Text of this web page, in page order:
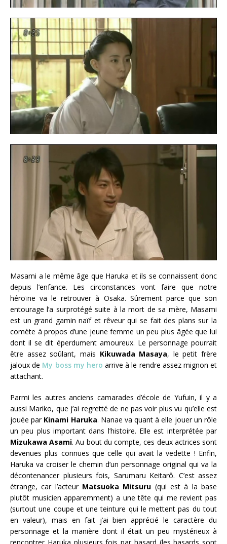
Masami a le même âge que Haruka et ils se connaissent donc
depuis l’enfance. Les circonstances vont faire que notre
héroïne va le retrouver à Osaka. Sûrement parce que son
entourage l’a surprotégé suite à la mort de sa mère, Masami
est un grand gamin naïf et rêveur qui se fait des plans sur la
comète à propos d’une jeune femme un peu plus âgée que lui
dont il se dit éperdument amoureux. Le personnage pourrait
être assez soûlant, mais Kikuwada Masaya, le petit frère
jaloux de My boss my hero arrive à le rendre assez mignon et
attachant.
Parmi les autres anciens camarades d’école de Yufuin, il y a
aussi Mariko, que j’ai regretté de ne pas voir plus vu qu’elle est
jouée par Kinami Haruka. Nanae va quant à elle jouer un rôle
un peu plus important dans l’histoire. Elle est interprétée par
Mizukawa Asami. Au bout du compte, ces deux actrices sont
devenues plus connues que celle qui avait la vedette ! Enfin,
Haruka va croiser le chemin d’un personnage original qui va la
décontenancer plusieurs fois, Sarumaru Keitarô. C’est assez
étrange, car l’acteur Matsuoka Mitsuru (qui est à la base
plutôt musicien apparemment) a une tête qui me revient pas
(surtout une coupe et une teinture qui le mettent pas du tout
en valeur), mais en fait j’ai bien apprécié le caractère du
personnage et la manière dont il était un peu mystérieux à